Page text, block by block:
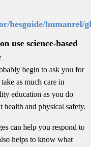
hesguide/humanrel/
use science-based
begin to ask you for
as much care in
education as you do
health and physical safety.
can help you respond to
helps to know what